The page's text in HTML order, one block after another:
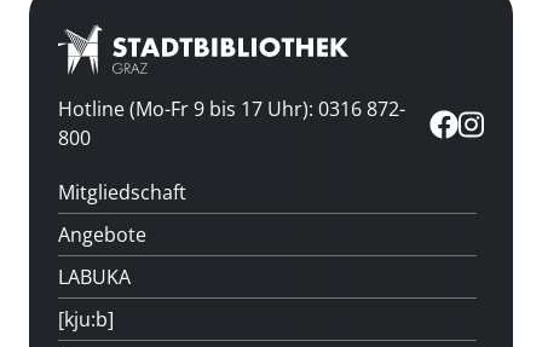
Hotline (Mo-Fr 9 bis 17 Uhr): 0316 872-
800
Mitgliedschaft
Angebote
LABUKA
[kju:b]